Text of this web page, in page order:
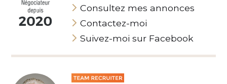
Consultez mes annonces
Contactez-moi
Suivez-moi sur Facebook